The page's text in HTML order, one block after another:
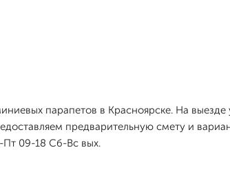
парапетов в Красноярске. На выезде
предварительную смету и
Пт 09-18 Сб-Вс вых.